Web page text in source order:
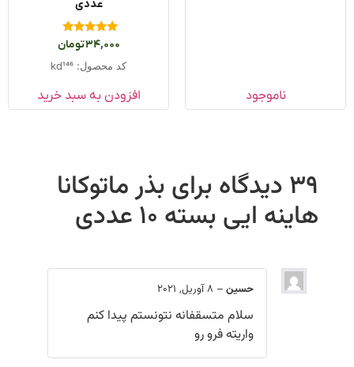
افزودن به سبد خرید
بذر ماتوکانا
بسته ۱۰ عددی
حسین–8 آوریل, 2021
سلام متسقفانه نتونستم پیدا کنم